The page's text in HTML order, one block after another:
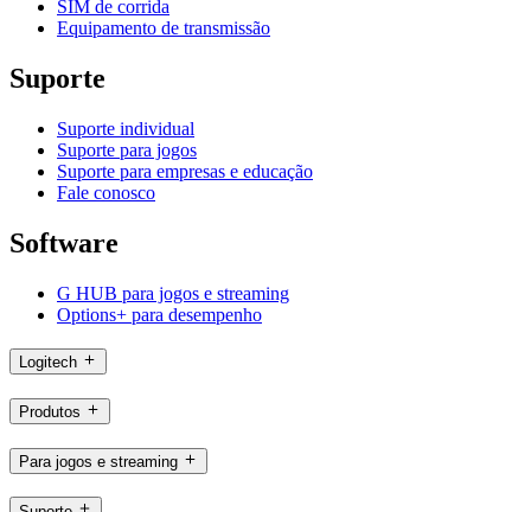
SIM de corrida
Equipamento de transmissão
Suporte
Suporte individual
Suporte para jogos
Suporte para empresas e educação
Fale conosco
Software
G HUB para jogos e streaming
Options+ para desempenho
Logitech
Produtos
Para jogos e streaming